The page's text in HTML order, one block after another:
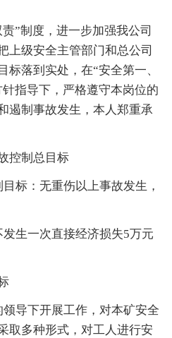
”制度，进一步加强我公司
上级安全主管部门和总公司
标落到实处，在“安全第一、
指导下，严格遵守本岗位的
遏制事故发生，本人郑重承
控制总目标
标：无重伤以上事故发生，
生一次直接经济损失5万元
导下开展工作，对本矿安全
取多种形式，对工人进行安